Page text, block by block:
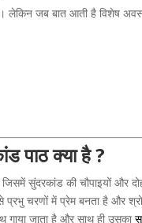
जब बात आती है विशेष
पाठ क्या है ?
सुंदरकांड की चौपाइयों और
प्रभु चरणों में प्रेम बनता है और
गाया जाता है और साथ ही उसका